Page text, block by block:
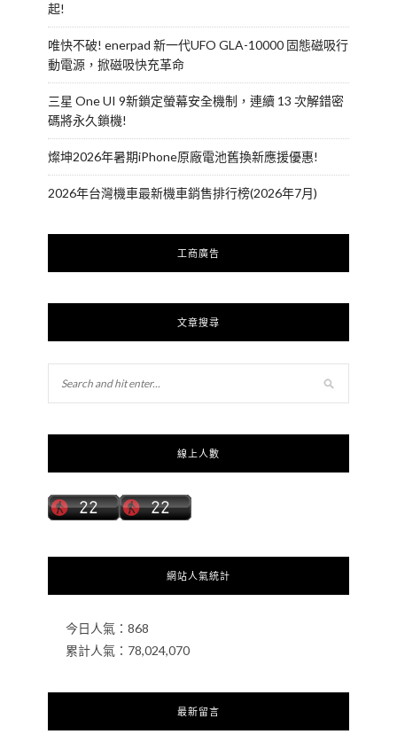
起!
唯快不破! enerpad 新一代UFO GLA-10000 固態磁吸行
動電源，掀磁吸快充革命
三星 One UI 9新鎖定螢幕安全機制，連續 13 次解錯密
碼將永久鎖機!
燦坤2026年暑期iPhone原廠電池舊換新應援優惠!
2026年台灣機車最新機車銷售排行榜(2026年7月)
工商廣告
文章搜尋
線上人數
網站人氣統計
今日人氣： 868
累計人氣： 78,024,070
最新留言